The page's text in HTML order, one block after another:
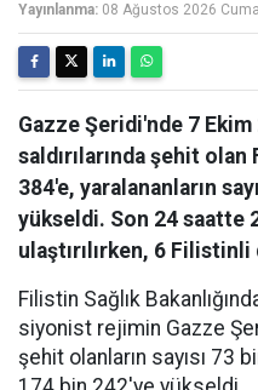
Yayınlanma: 08 Ağustos 2026
Gazze Şeridi'nde 7 Ekim
saldırılarında şehit
384'e, yaralananların
yükseldi. Son 24 saatte
ulaştırılırken, 6 Filistinli
Filistin Sağlık
siyonist rejimin Gazze
şehit olanların sayısı 73